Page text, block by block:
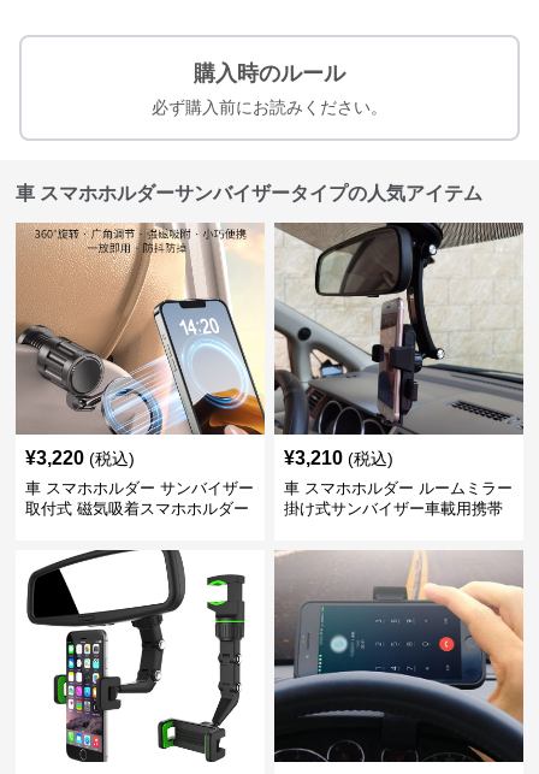
購入時のルール
必ず購入前にお読みください。
車 スマホホルダーサンバイザータイプの人気アイテム
¥3,220 (税込)
車 スマホホルダー サンバイザー
取付式 磁気吸着スマホホルダー
¥3,210 (税込)
車 スマホホルダー ルームミラー
掛け式サンバイザー車載用携帯